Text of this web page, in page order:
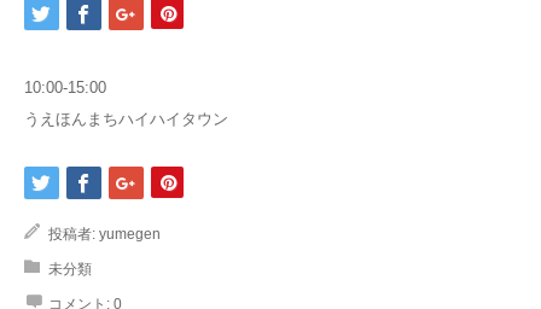
10:00-15:00
うえほんまちハイハイタウン
投稿者: yumegen
未分類
コメント: 0